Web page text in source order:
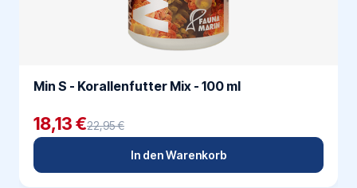
Min S - Korallenfutter Mix - 100 ml
18,13 €22,95 €
In den Warenkorb